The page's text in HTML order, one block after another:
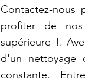
Contactez-nous
profiter de
supérieure !.
d'un nettoyage
constante.